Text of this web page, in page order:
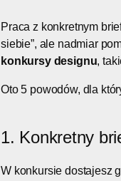
Praca z konkretnym
siebie”, ale nadmiar
konkursy designu,
Oto 5 powodów, dla
1. Konkretny
W konkursie dostajesz